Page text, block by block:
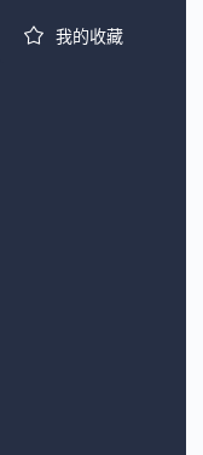
我的收藏